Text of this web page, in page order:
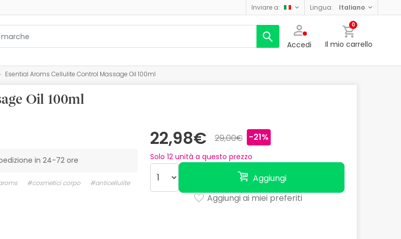
inviare a: lingua: italiano
Accedi
0
Il mio carrello
Esential Aroms Cellulite Control Massage Oil 100ml
Oil 100ml
22,98€ 29,00€ -21%
Solo 12 unità a questo prezzo
Aggiungi
Aggiungi ai miei preferiti
in 24-72 ore
#cosmetici corpo #anticellulite